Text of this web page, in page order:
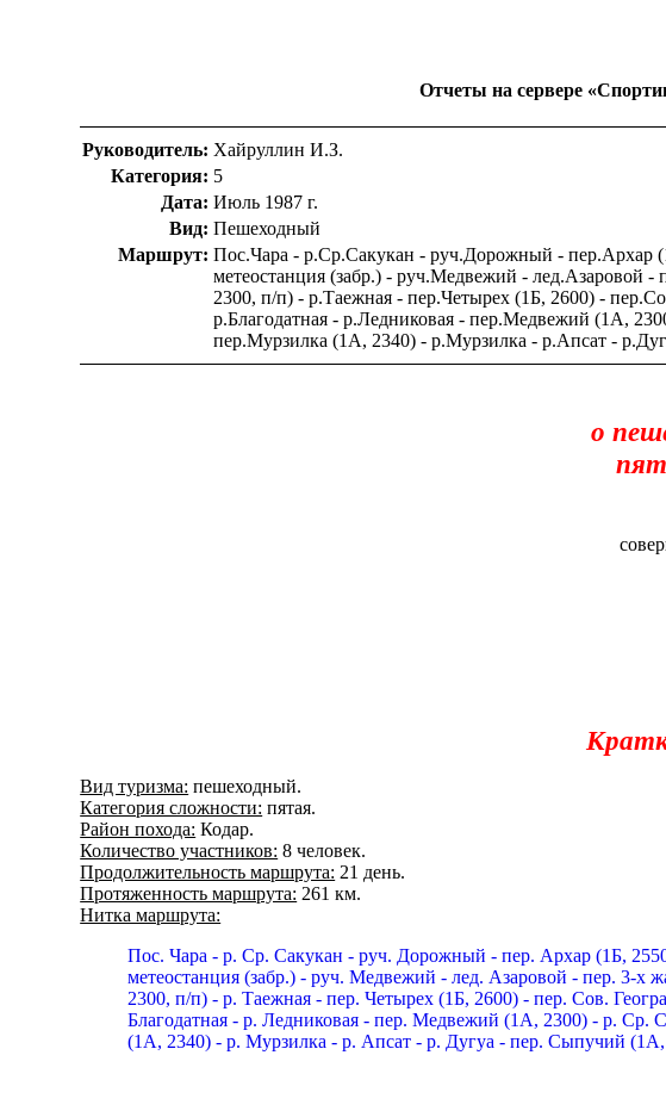
Отчеты на сервере
Руководитель: Хайруллин И.З.
Категория: 5
Дата: Июль 1987 г.
Вид: Пешеходный
Маршрут: Пос.Чара - р.Ср.Сакукан - руч.Дорожный - пер.Архар
метеостанция (забр.) - руч.Медвежий - лед.Азаровой
2300, п/п) - р.Таежная - пер.Четырех (1Б, 2600) -
р.Благодатная - р.Ледниковая - пер.Медвежий (1А,
пер.Мурзилка (1А, 2340) - р.Мурзилка - р.Апсат -
о
Вид туризма: пешеходный.
Категория сложности: пятая.
Район похода: Кодар.
Количество участников: 8 человек.
Продолжительность маршрута: 21 день.
Протяженность маршрута: 261 км.
Нитка маршрута:
Пос. Чара - р. Ср. Сакукан- руч. Дорожный- пер. Архар (1Б,
метеостанция (забр.) - руч. Медвежий- лед. Азаровой - пер. 3-х
2300, п/п) - р. Таежная- пер. Четырех (1Б, 2600) - пер. Сов.
Благодатная - р. Ледниковая- пер. Медвежий (1А, 2300) - р. Ср.
(1А, 2340) - р. Мурзилка- р. Апсат- р. Дугуа- пер. Сыпучий (1А,